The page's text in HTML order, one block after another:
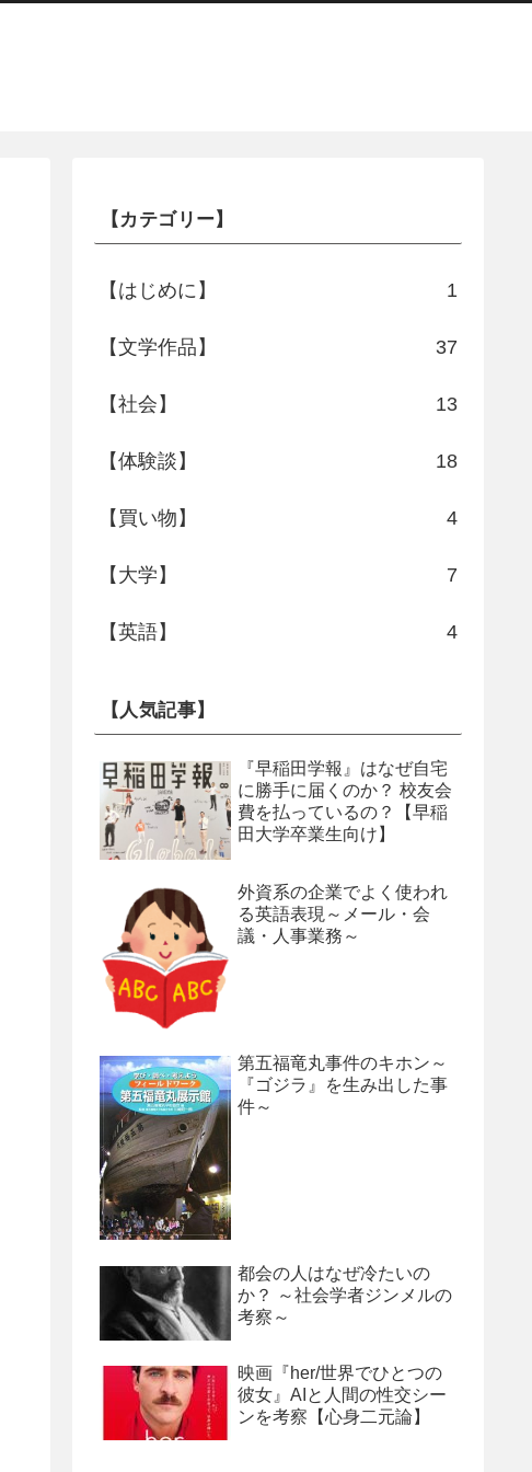
【カテゴリー】
【はじめに】 1
【文学作品】 37
【社会】 13
【体験談】 18
【買い物】 4
【大学】 7
【英語】 4
【人気記事】
『早稲田学報』はなぜ自宅
に勝手に届くのか？ 校友会
費を払っているの？【早稲
田大学卒業生向け】
外資系の企業でよく使われ
る英語表現～メール・会
議・人事業務～
第五福竜丸事件のキホン～
『ゴジラ』を生み出した事
件～
都会の人はなぜ冷たいの
か？ ～社会学者ジンメルの
考察～
映画『her/世界でひとつの
彼女』AIと人間の性交シー
ンを考察【心身二元論】